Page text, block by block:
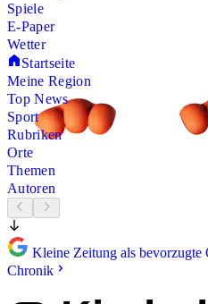
Spiele
E-Paper
Wetter
Startseite
Meine Region
Top News
Sport
Rubriken
Orte
Themen
Autoren
Kleine Zeitung als
Chronik